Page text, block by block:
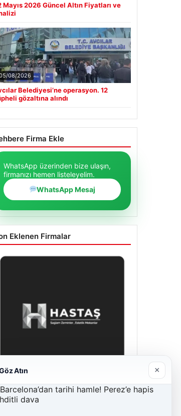
Mayıs 2026 Güncel Altın Fiyatları ve
08/2026
Belediyesi’ne operasyon. 12
gözaltına alındı
Firma Ekle
WhatsApp üzerinden bize ulaşın,
firmanızı hemen listeleyelim.
WhatsApp Mesaj
Eklenen Firmalar
Kaplan Avukatlık Bürosu
Atın ×